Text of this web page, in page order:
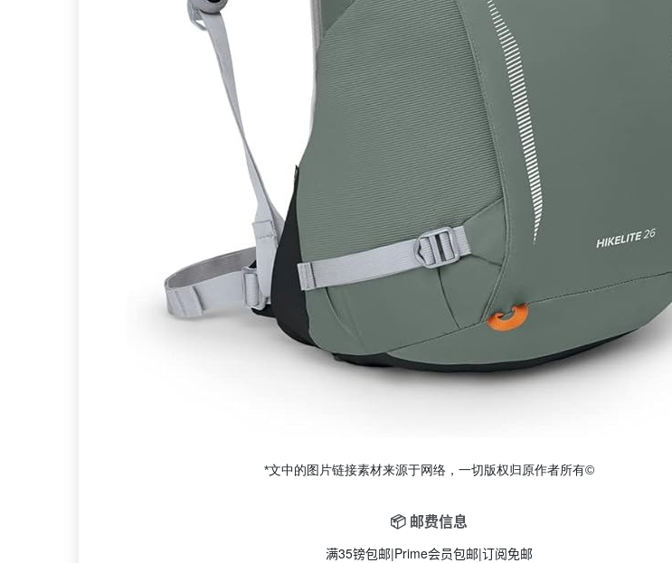
*文中的图片链接素材来源于网络，一切版权归原作者所有©
📦 邮费信息
满35镑包邮|Prime会员包邮|订阅免邮